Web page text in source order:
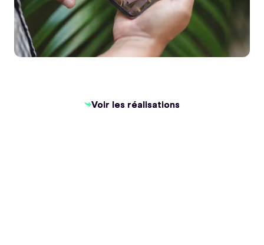
Voir les réalisations
Voir les réalisations